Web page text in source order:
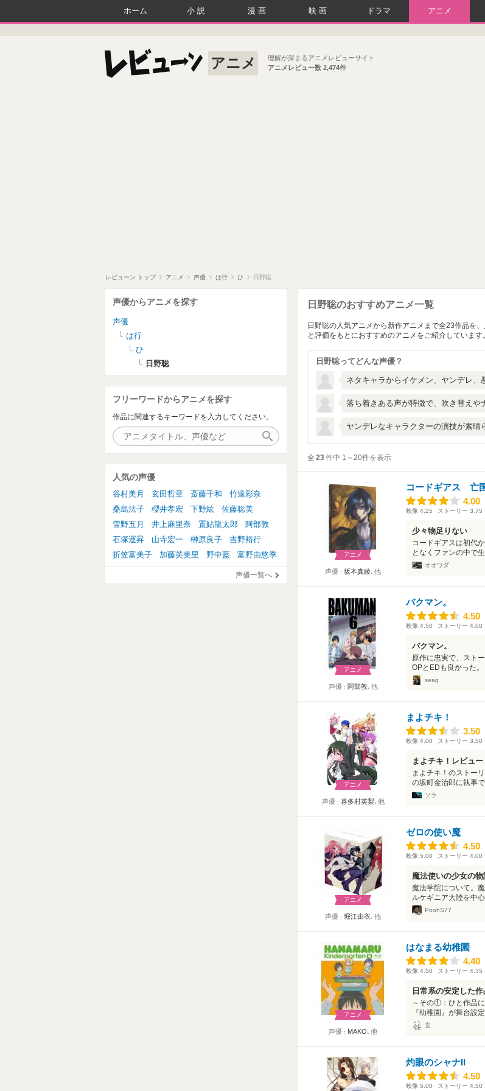
ホーム 小説 漫画 映画 ドラマ アニメ
アニメ
理解が深まるアニメレビューサイト
アニメレビュー数 2,474件
レビューン トップ アニメ 声優 は行 ひ 日野聡
日野聡のおすすめアニメ一覧
日野聡の人気アニメから新作アニメまで全23作品を
と評価をもとにおすすめのアニメをご紹介しています。
日野聡ってどんな声優？
ネタキャラからイケメン、ヤンデレ
落ち着きある声が特徴で、吹き替えや
ヤンデレなキャラクターの演技が素晴
全 23件中 1～20件を表示
アニメ
声優 坂本真綾､他
コードギアス 亡
4.00
4.00
映像 4.25 ストーリー 3.75
少々物足りない
コードギアスは初代
となくファンの中で
オオワダ
アニメ
声優 阿部敦､他
バクマン。
4.50
4.50
映像 4.50 ストーリー 4.00
バクマン。
原作に忠実で、スト
OPとEDも良かった
seag
アニメ
声優 喜多村英梨､他
まよチキ！
3.50
3.50
映像 4.00 ストーリー 3.50
まよチキ！レビュー
まよチキ！のストー
の坂町金治郎に執事
ソラ
アニメ
声優 堀江由衣､他
ゼロの使い魔
4.50
4.50
映像 5.00 ストーリー 4.00
魔法使いの少女の物
魔法学院について。
ルケギニア大陸を中
PoohS77
アニメ
声優 MAKO､他
はなまる幼稚園
4.40
4.40
映像 4.50 ストーリー 4.35
日常系の安定した
～その①：ひと作品
『幼稚園』が舞台設
玄
灼眼のシャナII
4.50
4.50
映像 5.00 ストーリー 4.50
声優からアニメを探す
声優
は行
ひ
日野聡
フリーワードからアニメを探す
作品に関連するキーワードを入力してください。
作品検索
人気の声優
谷村美月 玄田哲章 斎藤千和
竹達彩奈
桑島法子
櫻井孝宏 下野紘
佐藤聡美
雪野五月
井上麻里奈 置鮎龍太郎
阿部敦
石塚運昇
山寺宏一 榊原良子
吉野裕行
折笠富美子
加藤英美里 野中藍 富野由悠季
声優一覧へ